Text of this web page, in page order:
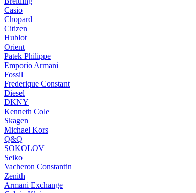
Casio
Chopard
Citizen
Hublot
Orient
Patek Philippe
Emporio Armani
Fossil
Frederique Constant
Diesel
DKNY
Kenneth Cole
Skagen
Michael Kors
Q&Q
SOKOLOV
Seiko
Vacheron Constantin
Zenith
Armani Exchange